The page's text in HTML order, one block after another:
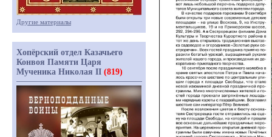
Другие материалы
Хопёрский отдел Казачьего
Конвоя Памяти Царя
Мученика Николая II (819)